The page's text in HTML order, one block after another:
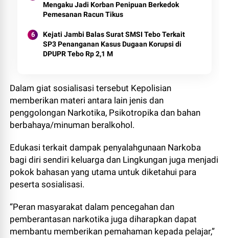
Mengaku Jadi Korban Penipuan Berkedok
Pemesanan Racun Tikus
Kejati Jambi Balas Surat SMSI Tebo Terkait
SP3 Penanganan Kasus Dugaan Korupsi di
DPUPR Tebo Rp 2,1 M
Dalam giat sosialisasi tersebut Kepolisian
memberikan materi antara lain jenis dan
penggolongan Narkotika, Psikotropika dan bahan
berbahaya/minuman beralkohol.
Edukasi terkait dampak penyalahgunaan Narkoba
bagi diri sendiri keluarga dan Lingkungan juga menjadi
pokok bahasan yang utama untuk diketahui para
peserta sosialisasi.
“Peran masyarakat dalam pencegahan dan
pemberantasan narkotika juga diharapkan dapat
membantu memberikan pemahaman kepada pelajar,”